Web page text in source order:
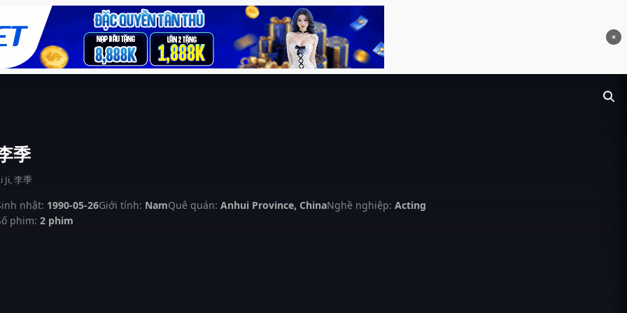
×
季
Ji, 李季
nhật: 1990-05-26Giới tính: NamQuê quán: Anhui Province, ChinaNghề nghiệp: Acting
phim: 2 phim